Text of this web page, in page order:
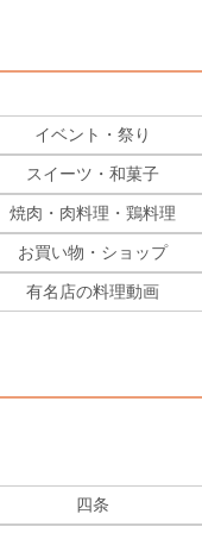
イベント・祭り
スイーツ・和菓子
焼肉・肉料理・鶏料理
お買い物・ショップ
有名店の料理動画
四条